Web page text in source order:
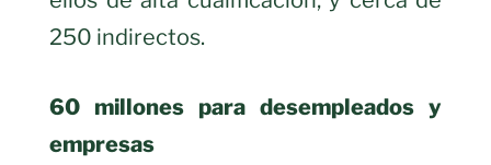
250 indirectos.
60 millones para desempleados y
empresas